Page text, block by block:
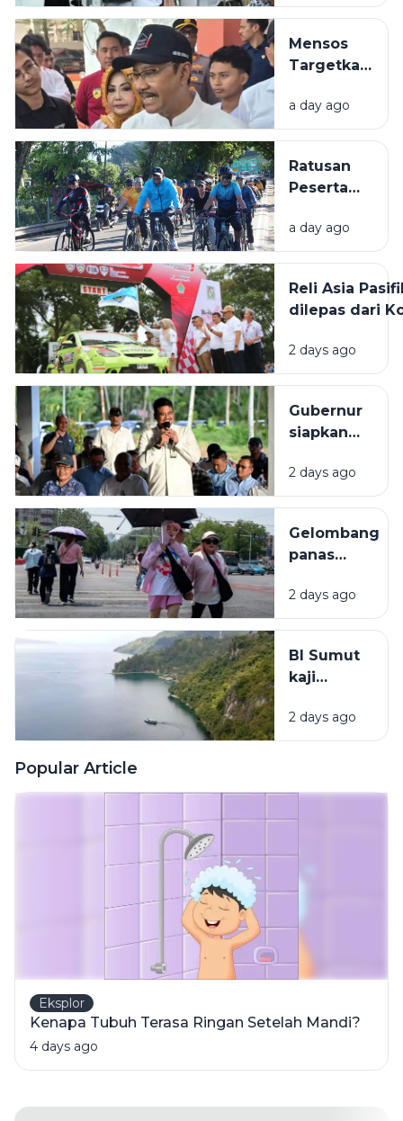
2026
Syaratnya
Mensos
Targetkan
Anak
Masuk
Rakyat
pada 2027
a day ago
Ratusan
Peserta
Bike HUT ke-
81 RI di
Panyabungan,
Bupati
Madina
Hidup Sehat
a day ago
Reli Asia
dilepas dari
diikuti 45
2 days ago
Gubernur
siapkan
bangun
rumah
kelapa di
Nias Utara
2 days ago
Gelombang
panas
sebagian
besar
Selatan
2 days ago
BI Sumut
kaji
wisata
Danau d d
2 days ago
Popular Article
Eksplor
Kenapa Tubuh Terasa Ringan Setelah Mandi?
4 days ago